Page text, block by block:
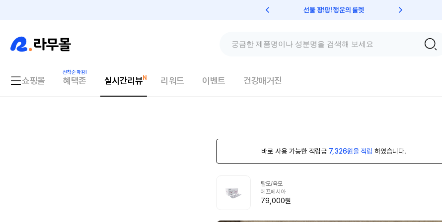
선물 팡!팡! 행운의 룰렛
쇼핑몰 혜택존 실시간리뷰 리워드 이벤트 건강매거진
바로 사용 가능한 적립금 7,326원을 적립 하였습니다.
탈모/육모
에프페시아
79,000원